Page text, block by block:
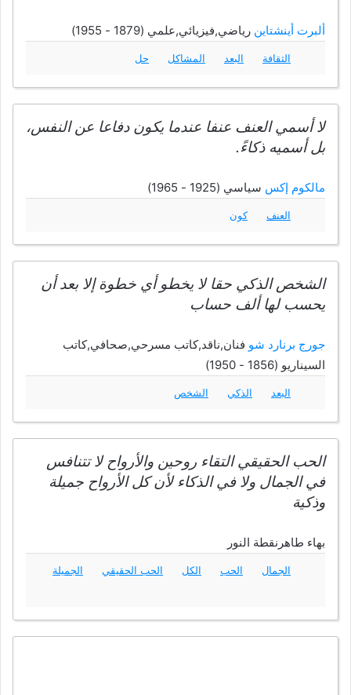
ألبرت أينشتاين رياضي,فيزيائي,علمي (1879 - 1955)
الثقافة البعد المشاكل حل
لا أسمي العنف عنفا عندما يكون دفاعا عن النفس،
بل أسميه ذكاءً.
مالكوم إكس سياسي (1925 - 1965)
العنف كون
الشخص الذكي حقا لا يخطو أي خطوة إلا بعد أن
يحسب لها ألف حساب
جورج برنارد شو فنان,ناقد,كاتب مسرحي,صحافي,كاتب
السيناريو (1856 - 1950)
البعد الذكي الشخص
الحب الحقيقي التقاء روحين والأرواح لا تتنافس
في الجمال ولا في الذكاء لأن كل الأرواح جميلة
وذكية
بهاء طاهرنقطة النور
الجمال الحب الكل الحب الحقيقي الجميلة